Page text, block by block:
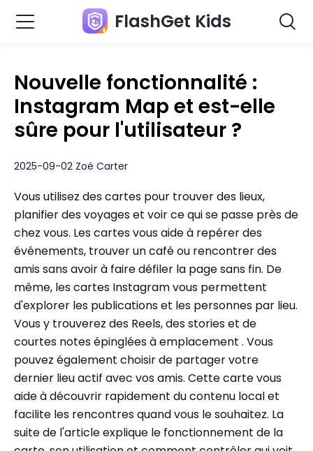
FlashGet Kids
Nouvelle fonctionnalité :
Instagram Map et est-elle
sûre pour l'utilisateur ?
2025-09-02 Zoé Carter
Vous utilisez des cartes pour trouver des lieux,
planifier des voyages et voir ce qui se passe près de
chez vous. Les cartes vous aide à repérer des
événements, trouver un café ou rencontrer des
amis sans avoir à faire défiler la page sans fin. De
même, les cartes Instagram vous permettent
d'explorer les publications et les personnes par lieu.
Vous y trouverez des Reels, des stories et de
courtes notes épinglées à emplacement . Vous
pouvez également choisir de partager votre
dernier lieu actif avec vos amis. Cette carte vous
aide à découvrir rapidement du contenu local et
facilite les rencontres quand vous le souhaitez. La
suite de l'article explique le fonctionnement de la